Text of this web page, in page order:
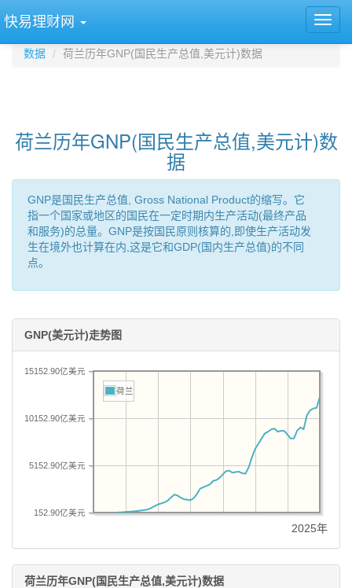
快易理财网
数据 荷兰历年GNP(国民生产总值,美元计)数据
荷兰历年GNP(国民生产总值,美元计)数
据
GNP是国民生产总值, Gross National Product的缩写。它
指一个国家或地区的国民在一定时期内生产活动(最终产品
和服务)的总量。GNP是按国民原则核算的,即使生产活动发
生在境外也计算在内,这是它和GDP(国内生产总值)的不同
点。
GNP(美元计)走势图
152.90亿美元
5152.90亿美元
10152.90亿美元
15152.90亿美元
荷兰
2025年
荷兰历年GNP(国民生产总值,美元计)数据